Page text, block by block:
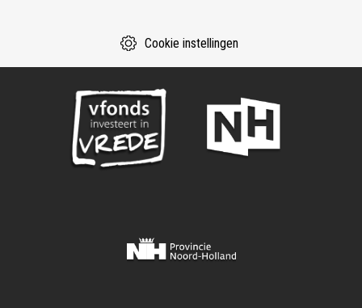
Cookie instellingen